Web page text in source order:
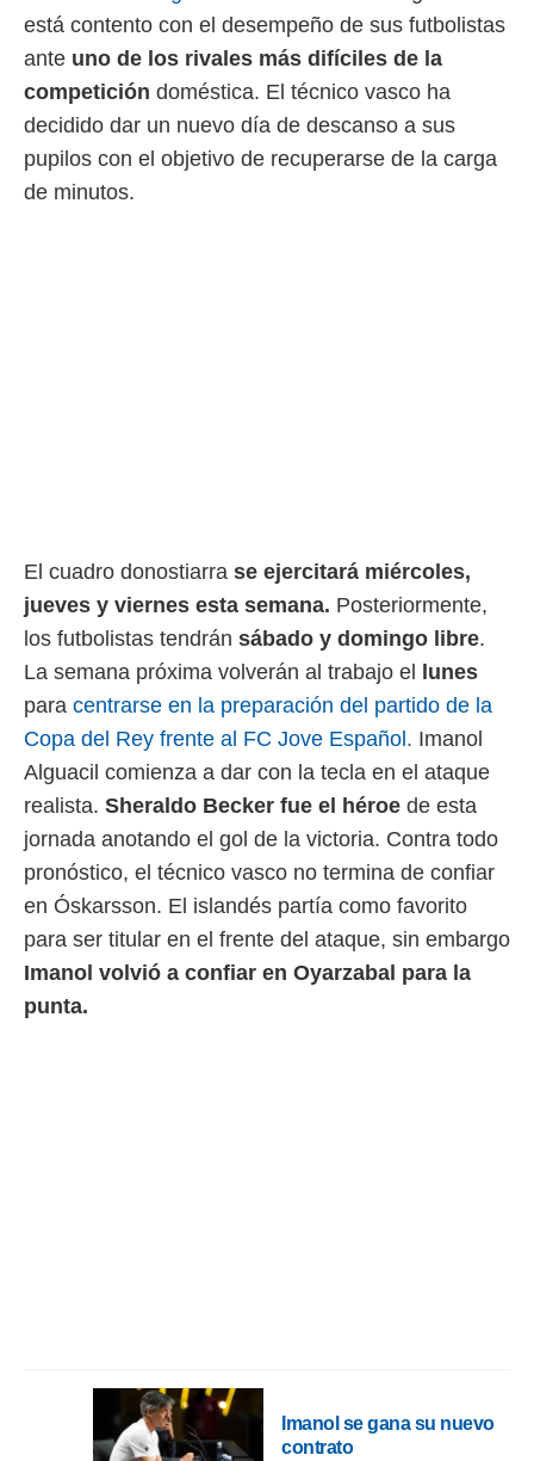
de
disponible
el sitio
se
para
ni para
o
aunque
no
acceder a
a
abono
está contento con el desempeño de sus futbolistas
ante uno de los rivales más difíciles de la
competición doméstica. El técnico vasco ha
decidido dar un nuevo día de descanso a sus
pupilos con el objetivo de recuperarse de la carga
de minutos.
El cuadro donostiarra se ejercitará miércoles,
jueves y viernes esta semana. Posteriormente,
los futbolistas tendrán sábado y domingo libre.
La semana próxima volverán al trabajo el
lunes
para centrarse en la preparación del partido de la
Copa del Rey frente al FC Jove Español. Imanol
Alguacil comienza a dar con la tecla en el ataque
realista. Sheraldo Becker fue el héroe de esta
jornada anotando el gol de la victoria. Contra todo
pronóstico, el técnico vasco no termina de confiar
en Óskarsson. El islandés partía como favorito
para ser titular en el frente del ataque, sin embargo
Imanol volvió a confiar en Oyarzabal para la
punta.
Imanol se gana su nuevo
contrato